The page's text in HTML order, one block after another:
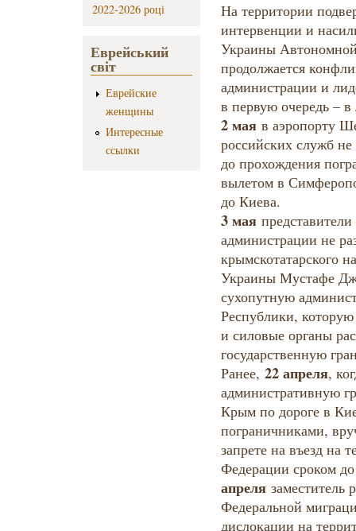
2022-2026 році
Еврейський
світ
Еврейские
женщины
Интересные
ссылки
На территории
интервенции и
Украины
продолжается
администрации и
в первую очередь –
2 маяв аэропорту
российских служб
до прохождения
вылетом в
до Киева.
3 мая
администрации не
крымскотатарского
Украины Мустафе
сухопутную
Республики,
и силовые органы
государственную
Ранее, 22 апреля,
административную
Крым по дороге в
пограничниками,
запрете на въезд на
Федерации сроком
апрелязаместитель
Федеральной
дислокации на